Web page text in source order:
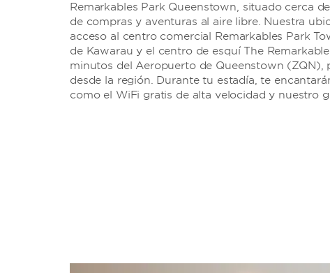
Remarkables Park Queenstown, situado cerca
de compras y aventuras al aire libre. Nuestra
acceso al centro comercial Remarkables Park
de Kawarau y el centro de esquí The
minutos del Aeropuerto de Queenstown (ZQN),
desde la región. Durante tu estadía, te
como el WiFi gratis de alta velocidad y nuestro